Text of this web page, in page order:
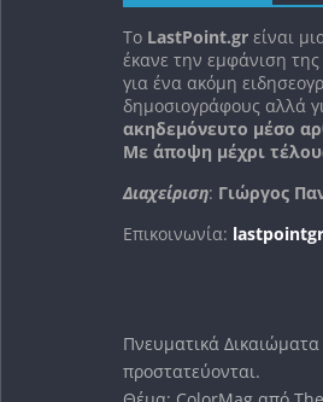
To LastPoint.gr είναι
έκανε την εμφάνιση της
για ένα ακόμη
δημοσιογράφους αλλά
ακηδεμόνευτο μέσο
Με άποψη μέχρι
Διαχείριση: Γιώργος
Επικοινωνία:
Πνευματικά
προστατεύονται.